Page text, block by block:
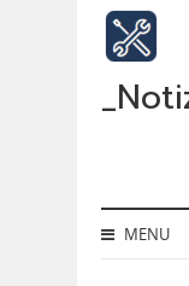
MENU